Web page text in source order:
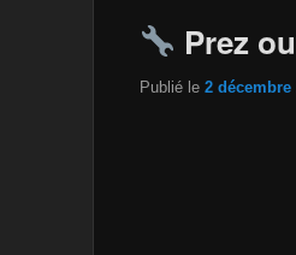
Prez
Publié le 2 décembre